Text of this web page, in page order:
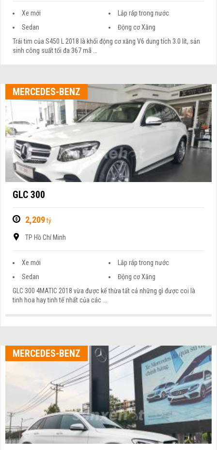
Xe mới
Lắp ráp trong nước
Sedan
Động cơ Xăng
Trái tim của S450 L 2018 là khối động cơ xăng V6 dung tích 3.0 lít, sản
sinh công suất tối đa 367 mã ...
MERCEDES-BENZ
GLC 300
2,209tỷ
TP Hồ Chí Minh
Xe mới
Lắp ráp trong nước
Sedan
Động cơ Xăng
GLC 300 4MATIC 2018 vừa được kế thừa tất cả những gì được coi là
tinh hoa hay tinh tế nhất của các ...
MERCEDES-BENZ